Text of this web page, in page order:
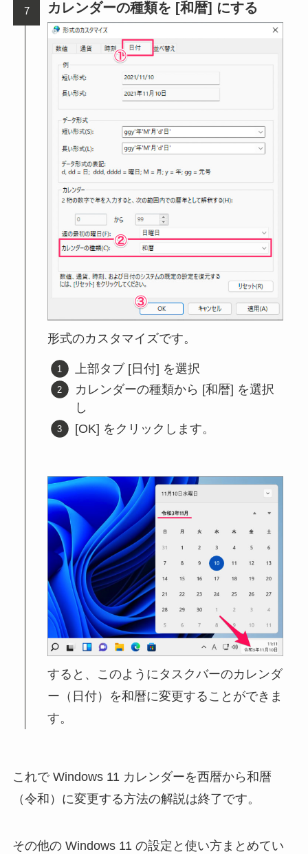
カレンダーの種類を [和暦] にする
形式のカスタマイズです。
上部タブ [日付] を選択
カレンダーの種類から [和暦] を選択
し
[OK] をクリックします。
すると、このようにタスクバーのカレンダ
ー（日付）を和暦に変更することができま
す。
これで Windows 11 カレンダーを西暦から和暦
（令和）に変更する方法の解説は終了です。
その他の Windows 11 の設定と使い方まとめてい